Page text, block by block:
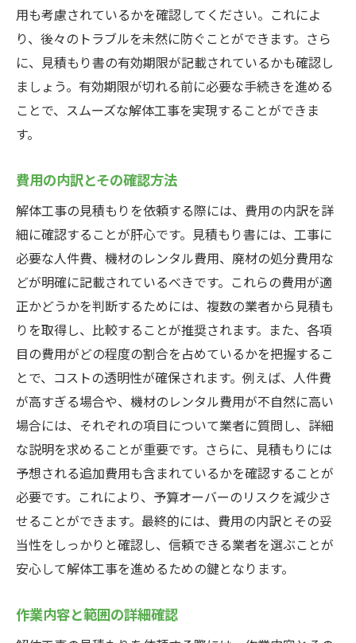
用も考慮されているかを確認してください。これによ
り、後々のトラブルを未然に防ぐことができます。さら
に、見積もり書の有効期限が記載されているかも確認し
ましょう。有効期限が切れる前に必要な手続きを進める
ことで、スムーズな解体工事を実現することができま
す。
費用の内訳とその確認方法
解体工事の見積もりを依頼する際には、費用の内訳を詳
細に確認することが肝心です。見積もり書には、工事に
必要な人件費、機材のレンタル費用、廃材の処分費用な
どが明確に記載されているべきです。これらの費用が適
正かどうかを判断するためには、複数の業者から見積も
りを取得し、比較することが推奨されます。また、各項
目の費用がどの程度の割合を占めているかを把握するこ
とで、コストの透明性が確保されます。例えば、人件費
が高すぎる場合や、機材のレンタル費用が不自然に高い
場合には、それぞれの項目について業者に質問し、詳細
な説明を求めることが重要です。さらに、見積もりには
予想される追加費用も含まれているかを確認することが
必要です。これにより、予算オーバーのリスクを減少さ
せることができます。最終的には、費用の内訳とその妥
当性をしっかりと確認し、信頼できる業者を選ぶことが
安心して解体工事を進めるための鍵となります。
作業内容と範囲の詳細確認